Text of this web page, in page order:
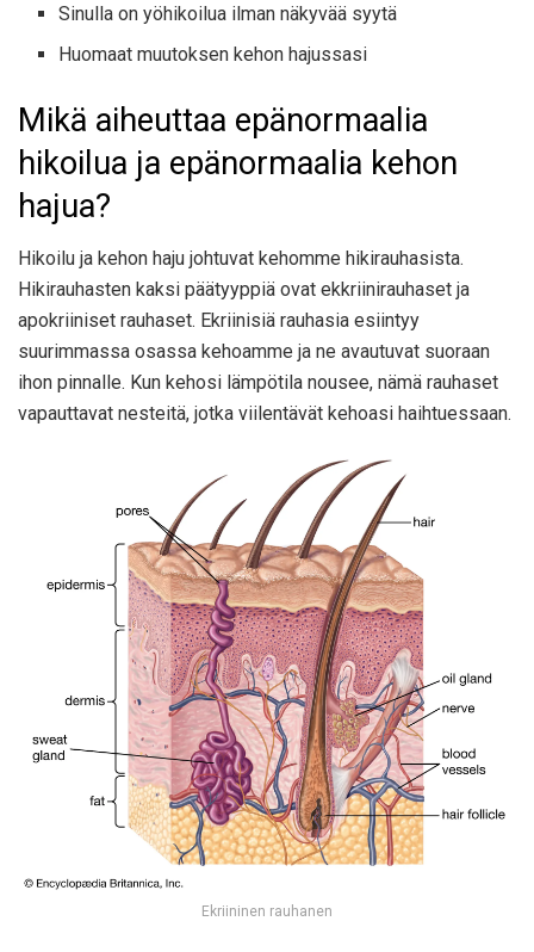
Sinulla on yöhikoilua ilman näkyvää syytä
Huomaat muutoksen kehon hajussasi
Mikä aiheuttaa epänormaalia
hikoilua ja epänormaalia kehon
hajua?
Hikoilu ja kehon haju johtuvat kehomme hikirauhasista.
Hikirauhasten kaksi päätyyppiä ovat ekkriinirauhaset ja
apokriiniset rauhaset. Ekriinisiä rauhasia esiintyy
suurimmassa osassa kehoamme ja ne avautuvat suoraan
ihon pinnalle. Kun kehosi lämpötila nousee, nämä rauhaset
vapauttavat nesteitä, jotka viilentävät kehoasi haihtuessaan.
Ekriininen rauhanen